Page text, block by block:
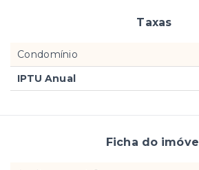
Taxas
Condomínio
IPTU Anual
Ficha do imóvel